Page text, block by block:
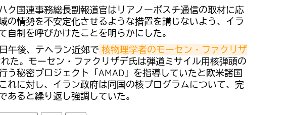
ク国連事務総長副報道官はリアノーボスチ通信の取材に応
の情勢を不安定化させるような措置を講じないよう、イラ
自制を呼びかけたことを明らかにした。
午後、テヘラン近郊で 核物理学者のモーセン・ファクリザ
た。モーセン・ファクリザデ氏は弾道ミサイル用核弾頭の
う秘密プロジェクト「AMAD」を指導していたと欧米諸国
れに対し、イラン政府は同国の核プログラムについて、完
あると繰り返し強調していた。